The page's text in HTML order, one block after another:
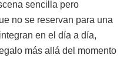
sencilla pero
no se reservan para una
en el día a día,
más allá del momento